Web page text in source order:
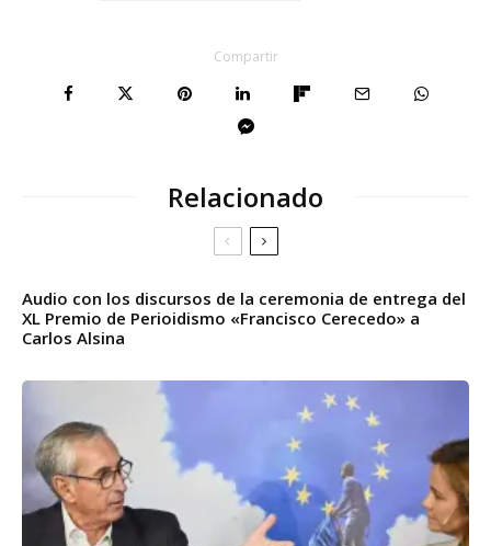
o
d
i
Compartir
Relacionado
Audio con los discursos de la ceremonia de entrega del
XL Premio de Perioidismo «Francisco Cerecedo» a
Carlos Alsina